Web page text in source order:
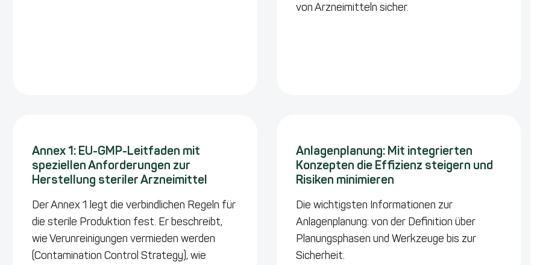
von Arzneimitteln sicher.
Annex 1: EU-GMP-Leitfaden mit
speziellen Anforderungen zur
Herstellung steriler Arzneimittel
Der Annex 1 legt die verbindlichen Regeln für
die sterile Produktion fest. Er beschreibt,
wie Verunreinigungen vermieden werden
(Contamination Control Strategy), wie
Anlagenplanung: Mit integrierten
Konzepten die Effizienz steigern und
Risiken minimieren
Die wichtigsten Informationen zur
Anlagenplanung: von der Definition über
Planungsphasen und Werkzeuge bis zur
Sicherheit.